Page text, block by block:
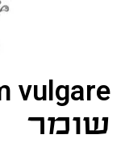
vulgare
שומר